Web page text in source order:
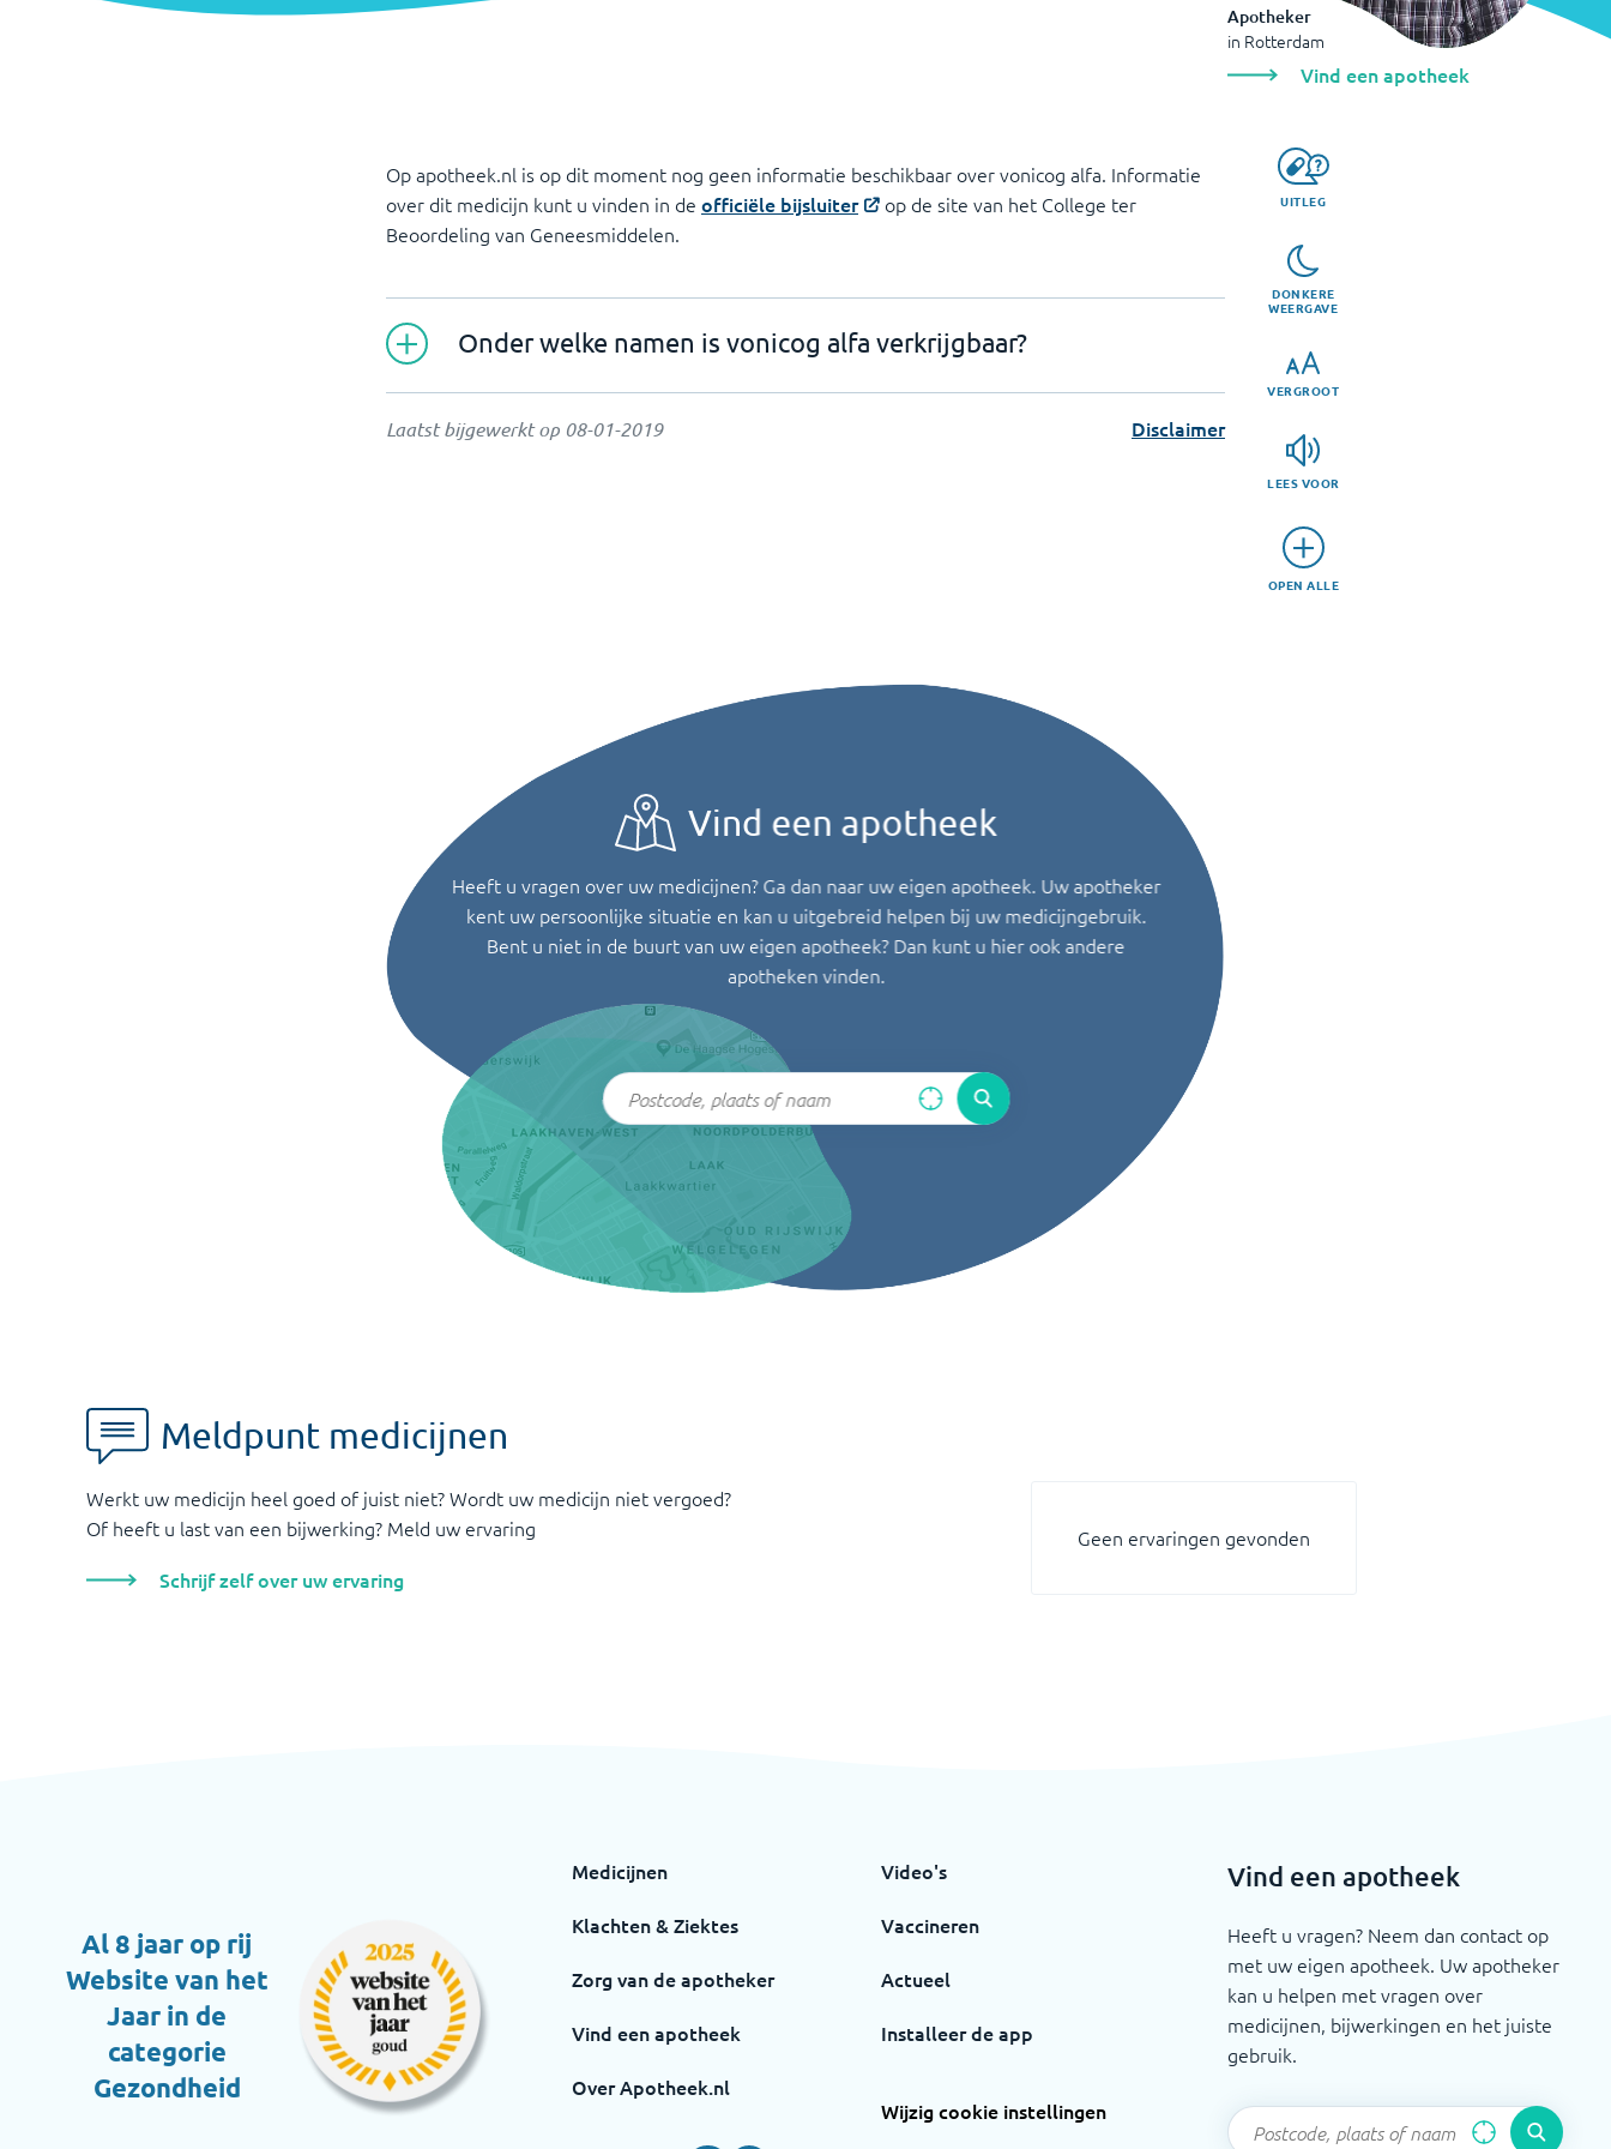
Apotheker
in Rotterdam
Vind een apotheek
UITLEG
DONKERE
WEERGAVE
VERGROOT
LEES VOOR
OPEN ALLE
Op apotheek.nl is op dit moment nog geen informatie beschikbaar over vonicog alfa. Informatie
over dit medicijn kunt u vinden in de officiële bijsluiter
op de site van het College ter
Beoordeling van Geneesmiddelen.
Onder welke namen is vonicog alfa verkrijgbaar?
Laatst bijgewerkt op 08-01-2019 Disclaimer
Vind een apotheek
Heeft u vragen over uw medicijnen? Ga dan naar uw eigen apotheek. Uw apotheker
kent uw persoonlijke situatie en kan u uitgebreid helpen bij uw medicijngebruik.
Bent u niet in de buurt van uw eigen apotheek? Dan kunt u hier ook andere
apotheken vinden.
Meldpunt medicijnen
Werkt uw medicijn heel goed of juist niet? Wordt uw medicijn niet vergoed?
Of heeft u last van een bijwerking? Meld uw ervaring
Schrijf zelf over uw ervaring
Geen ervaringen gevonden
Al 8 jaar op rij
Website van het
Jaar in de
categorie
Gezondheid
Medicijnen
Klachten & Ziektes
Zorg van de apotheker
Vind een apotheek
Over Apotheek.nl
Video's
Vaccineren
Actueel
Installeer de app
Wijzig cookie instellingen
Vind een apotheek
Heeft u vragen? Neem dan contact op
met uw eigen apotheek. Uw apotheker
kan u helpen met vragen over
medicijnen, bijwerkingen en het juiste
gebruik.